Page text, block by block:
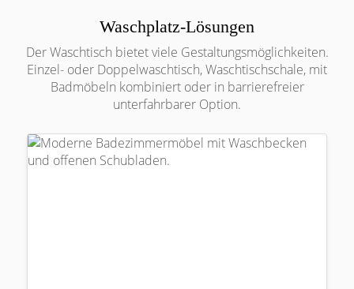
Waschplatz-Lösungen
Der Waschtisch bietet viele Gestaltungsmöglichkeiten.
Einzel- oder Doppelwaschtisch, Waschtischschale, mit
Badmöbeln kombiniert oder in barrierefreier
unterfahrbarer Option.